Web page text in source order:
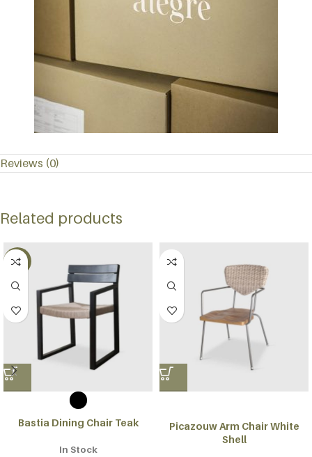
Reviews (0)
Related products
-65%
Bastia Dining Chair Teak
In Stock
Picazouw Arm Chair White
Shell